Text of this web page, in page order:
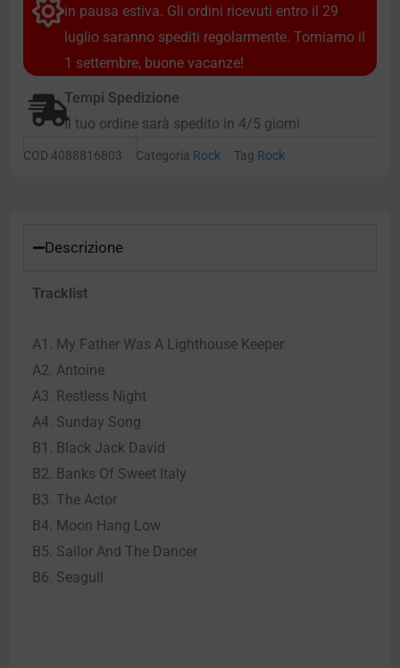
in pausa estiva. Gli ordini ricevuti entro il 29
luglio saranno spediti regolarmente. Torniamo il
1 settembre, buone vacanze!
Tempi Spedizione
Il tuo ordine sarà spedito in 4/5 giorni
COD 4088816803 Categoria Rock Tag Rock
Descrizione
Tracklist
A1. My Father Was A Lighthouse Keeper
A2. Antoine
A3. Restless Night
A4. Sunday Song
B1. Black Jack David
B2. Banks Of Sweet Italy
B3. The Actor
B4. Moon Hang Low
B5. Sailor And The Dancer
B6. Seagull